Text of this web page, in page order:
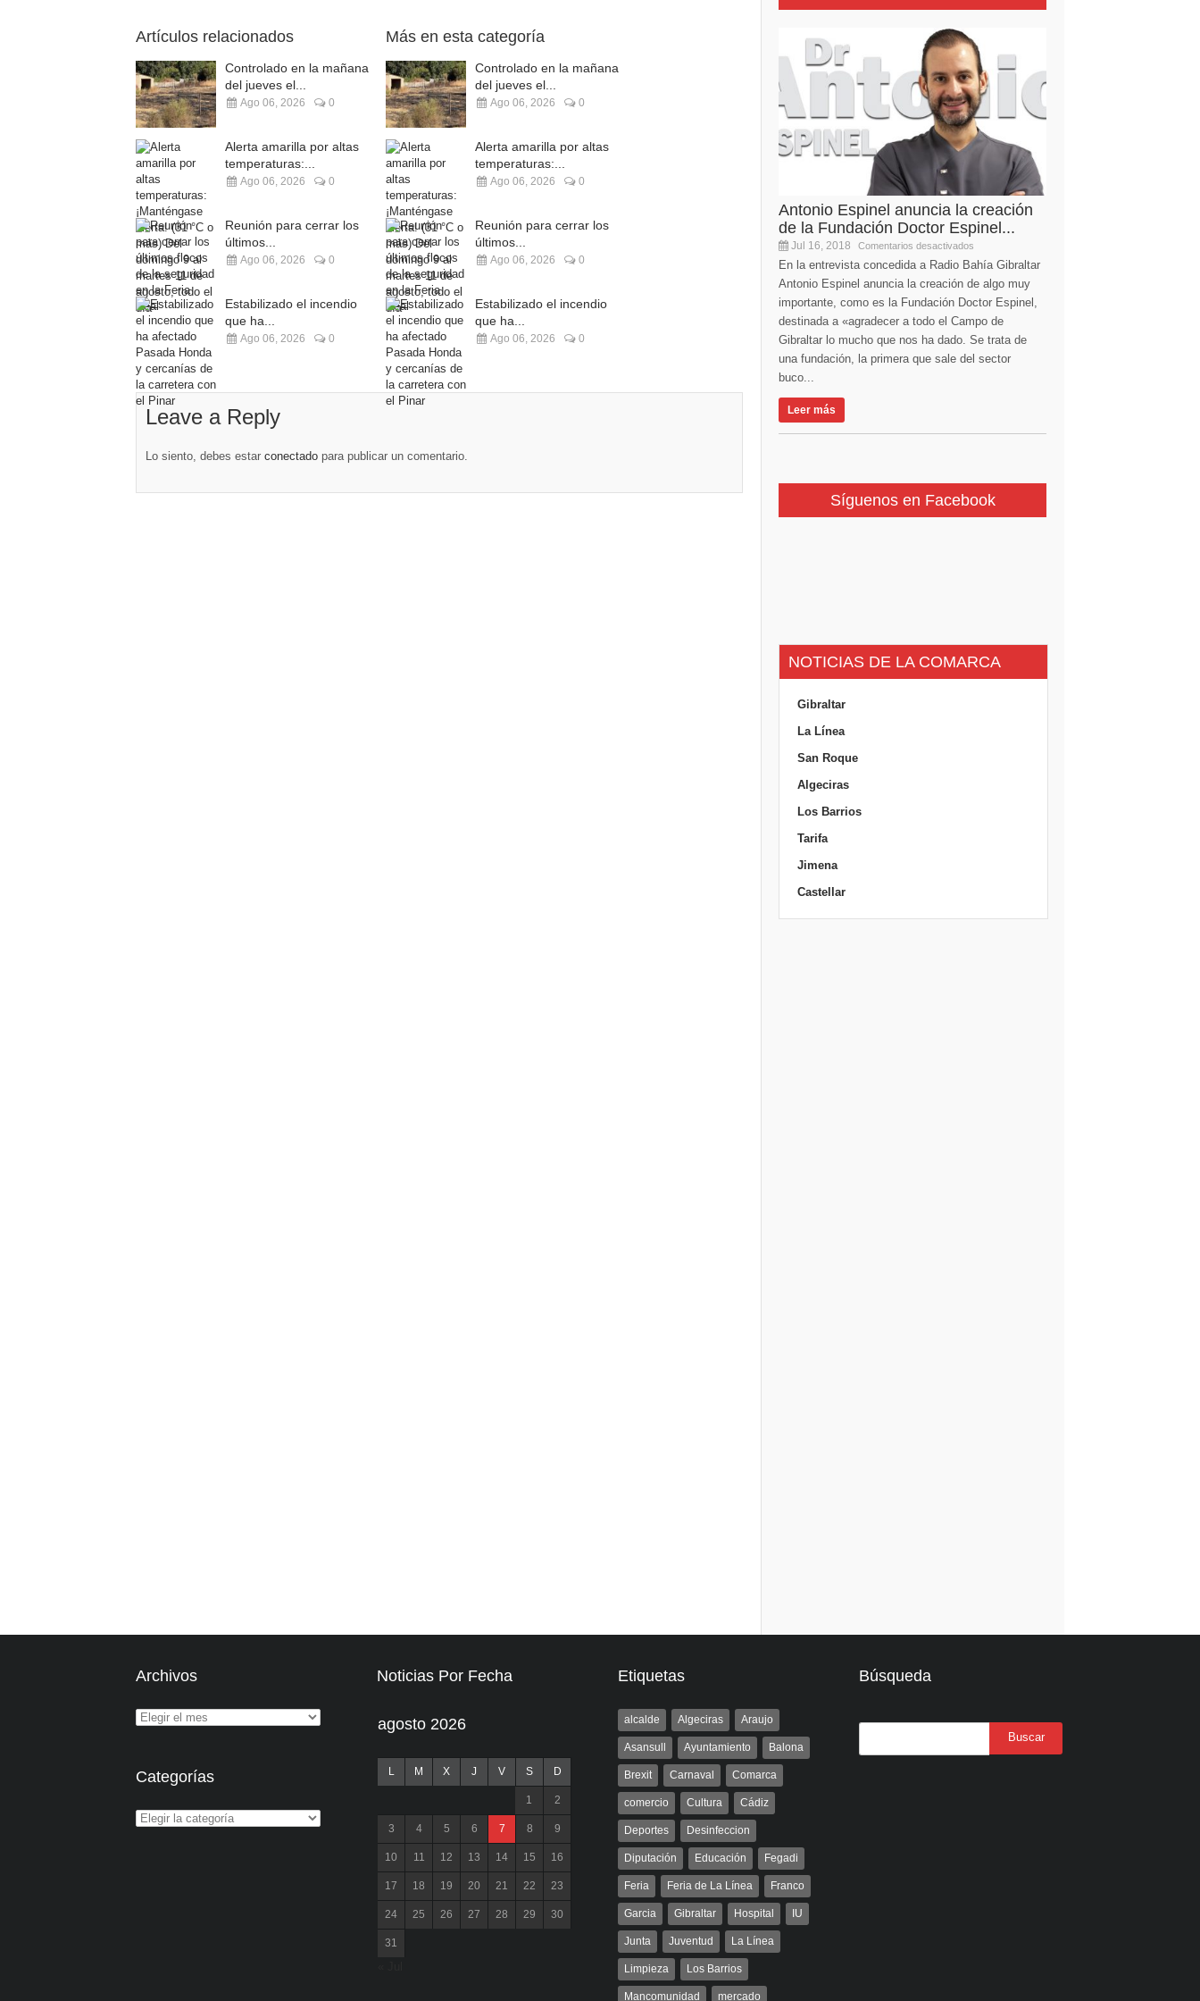
Artículos relacionados
Controlado en la mañana
del jueves el...
Ago 06, 2026 0
Alerta amarilla por altas
temperaturas:...
Ago 06, 2026 0
Reunión para cerrar los
últimos...
Ago 06, 2026 0
Estabilizado el incendio
que ha...
Ago 06, 2026 0
Más en esta categoría
Controlado en la mañana
del jueves el...
Ago 06, 2026 0
Alerta amarilla por altas
temperaturas:...
Ago 06, 2026 0
Reunión para cerrar los
últimos...
Ago 06, 2026 0
Estabilizado el incendio
que ha...
Ago 06, 2026 0
Leave a Reply
Lo siento, debes estar conectado para publicar un comentario.
Antonio Espinel anuncia la creación
de la Fundación Doctor Espinel...
Jul 16, 2018 Comentarios desactivados
En la entrevista concedida a Radio Bahía Gibraltar
Antonio Espinel anuncia la creación de algo muy
importante, como es la Fundación Doctor Espinel,
destinada a «agradecer a todo el Campo de
Gibraltar lo mucho que nos ha dado. Se trata de
una fundación, la primera que sale del sector
buco...
Leer más
Síguenos en Facebook
NOTICIAS DE LA COMARCA
Gibraltar
La Línea
San Roque
Algeciras
Los Barrios
Tarifa
Jimena
Castellar
Archivos
Categorías
Noticias Por Fecha
agosto 2026
L M X J V S D
1 2
3 4 5 6 7 8 9
10 11 12 13 14 15 16
17 18 19 20 21 22 23
24 25 26 27 28 29 30
31
Etiquetas
alcalde Algeciras Araujo
Asansull Ayuntamiento Balona
Brexit Carnaval Comarca
comercio Cultura Cádiz
Deportes Desinfeccion
Diputación Educación Fegadi
Feria Feria de La Línea Franco
Garcia Gibraltar Hospital IU
Junta Juventud La Línea
Limpieza Los Barrios
Mancomunidad mercado
Búsqueda